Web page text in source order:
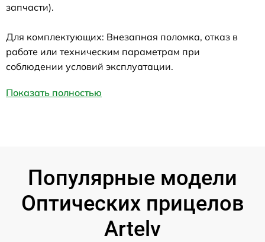
запчасти).
Для комплектующих: Внезапная поломка, отказ в
работе или техническим параметрам при
соблюдении условий эксплуатации.
Показать полностью
Популярные модели
Оптических прицелов
Artelv